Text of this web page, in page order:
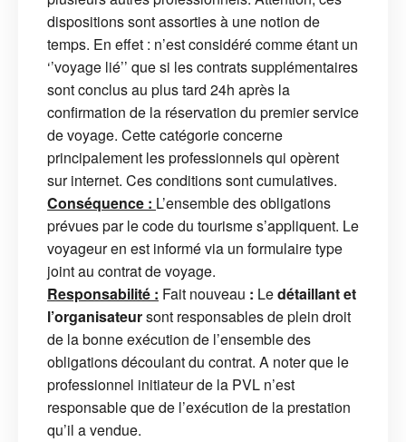
dispositions sont assorties à une notion de
temps. En effet : n’est considéré comme étant un
‘’voyage lié’’ que si les contrats supplémentaires
sont conclus au plus tard 24h après la
confirmation de la réservation du premier service
de voyage. Cette catégorie concerne
principalement les professionnels qui opèrent
sur internet. Ces conditions sont cumulatives.
Conséquence : L’ensemble des obligations
prévues par le code du tourisme s’appliquent. Le
voyageur en est informé via un formulaire type
joint au contrat de voyage.
Responsabilité : Fait nouveau : Ledétaillant et
l’organisateursont responsables de plein droit
de la bonne exécution de l’ensemble des
obligations découlant du contrat. A noter que le
professionnel initiateur de la PVL n’est
responsable que de l’exécution de la prestation
qu’il a vendue.